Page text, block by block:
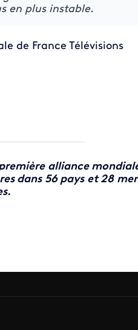
en plus instable.
de France Télévisions
alliance
dans 56 pays et 28